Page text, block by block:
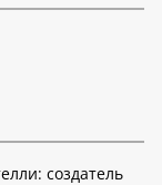
создатель